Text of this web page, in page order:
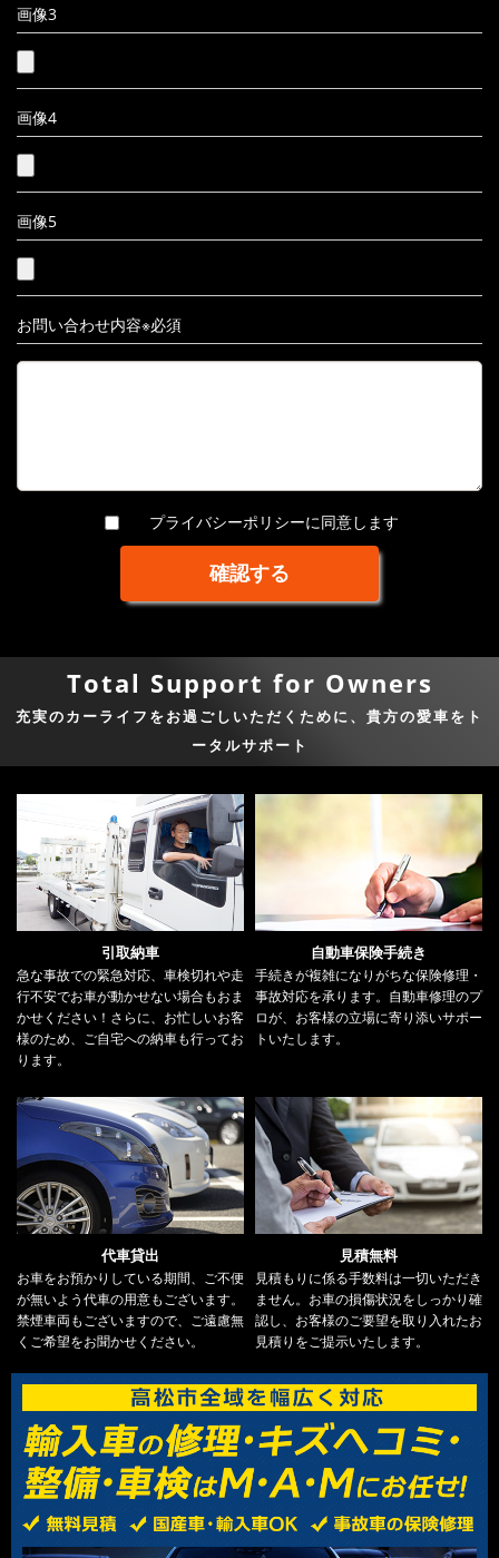
画像3
画像4
画像5
お問い合わせ内容※必須
プライバシーポリシーに同意します
Total Support for Owners
充実のカーライフをお過ごしいただくために、貴方の愛車をト
ータルサポート
引取納車
急な事故での緊急対応、車検切れや走
行不安でお車が動かせない場合もおま
かせください！さらに、お忙しいお客
様のため、ご自宅への納車も行ってお
ります。
自動車保険手続き
手続きが複雑になりがちな保険修理・
事故対応を承ります。自動車修理のプ
ロが、お客様の立場に寄り添いサポー
トいたします。
代車貸出
お車をお預かりしている期間、ご不便
が無いよう代車の用意もございます。
禁煙車両もございますので、ご遠慮無
くご希望をお聞かせください。
見積無料
見積もりに係る手数料は一切いただき
ません。お車の損傷状況をしっかり確
認し、お客様のご要望を取り入れたお
見積りをご提示いたします。